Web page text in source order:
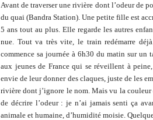
Avant de traverser une rivière dont l’odeur de
du quai (Bandra Station). Une petite fille est
5 ans tout au plus. Elle regarde les autres
nue. Tout va très vite, le train redémarre
commence sa journée à 6h30 du matin sur un
aux jeunes de France qui se réveillent à
envie de leur donner des claques, juste de les
rivière dont j’ignore le nom. Mais vu la couleur
de décrire l’odeur : je n’ai jamais senti ça
animale et humaine, d’humidité moisie.